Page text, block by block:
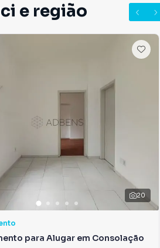
e região
20
para Alugar em Consolação